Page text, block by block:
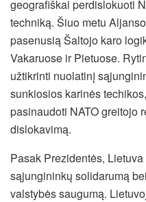
geografiškai perdislokuoti
techniką. Šiuo metu
pasenusią Šaltojo karo
Vakaruose ir Pietuose.
užtikrinti nuolatinį
sunkiosios karinės
pasinaudoti NATO greitojo
dislokavimą.
Pasak Prezidentės,
sąjungininkų solidarumą
valstybės saugumą.